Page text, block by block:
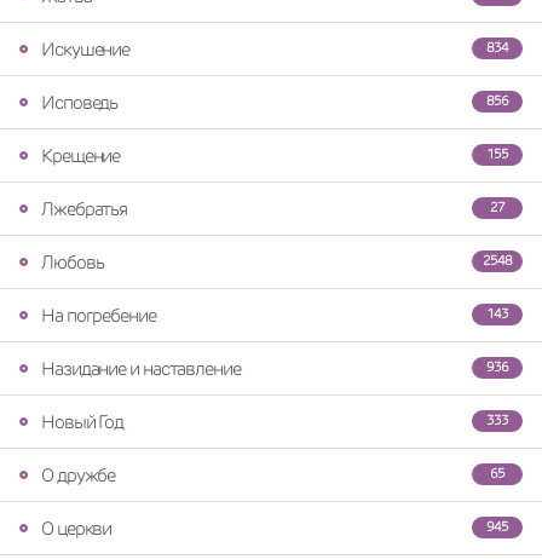
834
Искушение
856
Исповедь
155
Крещение
27
Лжебратья
2548
Любовь
143
На погребение
936
Назидание и наставление
333
Новый Год
65
О дружбе
945
О церкви